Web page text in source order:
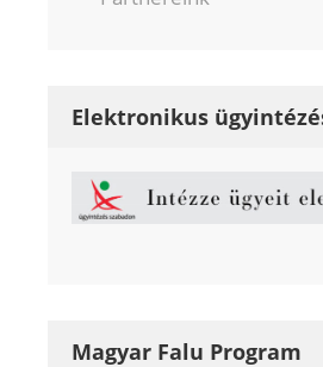
Elektronikus
Magyar Falu Program